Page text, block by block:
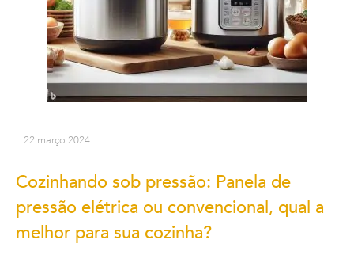
22 março 2024
Cozinhando sob pressão: Panela de
pressão elétrica ou convencional, qual a
melhor para sua cozinha?